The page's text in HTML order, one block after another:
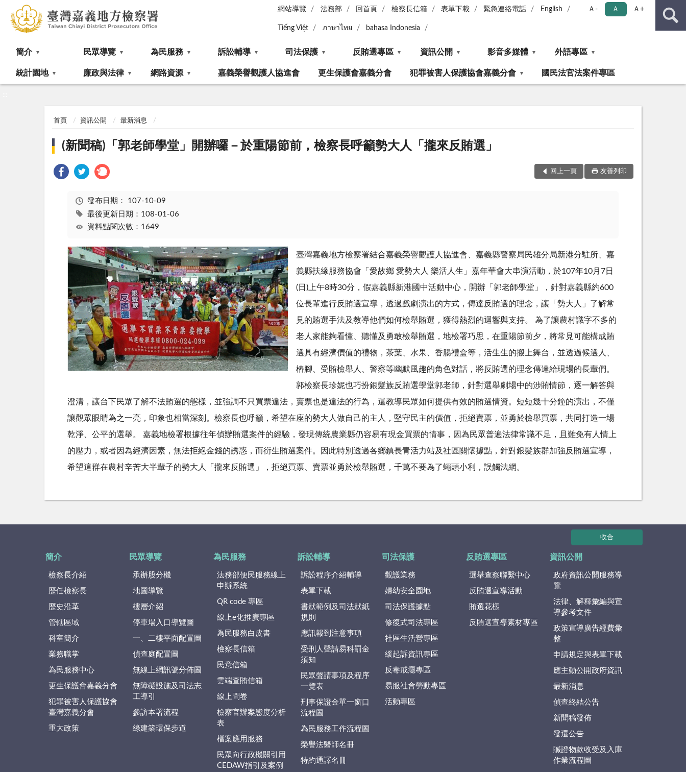
網站導覽 法務部 回首頁 檢察長信箱 表單下載 緊急連絡電話 English
Tiếng Việt ภาษาไทย bahasa Indonesia
Ａ- Ａ Ａ+
簡介 民眾導覽 為民服務 訴訟輔導 司法保護 反賄選專區 資訊公開 影音多媒體 外語專區
統計園地 廉政與法律 網路資源 嘉義榮譽觀護人協進會 更生保護會嘉義分會 犯罪被害人保護協會嘉義分會 國民法官法案件專區
首頁 資訊公開 最新消息
(新聞稿)「郭老師學堂」開辦囉－於重陽節前，檢察長呼籲勢大人「攏來反賄選」
回上一頁 友善列印
發布日期： 107-10-09
最後更新日期：108-01-06
資料點閱次數：1649
臺灣嘉義地方檢察署結合嘉義榮譽觀護人協進會、嘉義縣警察局民雄分局新港分駐所、嘉
義縣扶緣服務協會「愛故鄉 愛勢大人 樂活人生」嘉年華會大串演活動，於107年10月7日
(日)上午8時30分，假嘉義縣新港國中活動中心，開辦「郭老師學堂」，針對嘉義縣約600
位長輩進行反賄選宣導，透過戲劇演出的方式，傳達反賄選的理念，讓「勢大人」了解常
見的賄選手法及教導他們如何檢舉賄選，獲得熱烈的迴響與支持。 為了讓農村識字不多的
老人家能夠看懂、聽懂及勇敢檢舉賄選，地檢署巧思，在重陽節前夕，將常見可能構成賄
選具有經濟價值的禮物，茶葉、水果、香腸禮盒等，活生生的搬上舞台，並透過候選人、
樁腳、受賄檢舉人、警察等幽默風趣的角色對話，將反賄選的理念傳達給現場的長輩們。
郭檢察長珍妮也巧扮銀髮族反賄選學堂郭老師，針對選舉劇場中的涉賄情節，逐一解答與
澄清，讓台下民眾了解不法賄選的態樣，並強調不只買票違法，賣票也是違法的行為，還教導民眾如何提供有效的賄選情資。短短幾十分鐘的演出，不僅
讓觀眾眼睛為之一亮，印象也相當深刻。檢察長也呼籲，希望在座的勢大人做自己的主人，堅守民主的價值，拒絕賣票，並勇於檢舉買票，共同打造一場
乾淨、公平的選舉。 嘉義地檢署根據往年偵辦賄選案件的經驗，發現傳統農業縣仍容易有現金買票的情事，因為民眾普遍法律常識不足，且難免有人情上
的壓力，或者因為經濟因素，無法拒絕金錢的誘惑，而衍生賄選案件。因此特別透過各鄉鎮長青活力站及社區關懷據點，針對銀髮族群加強反賄選宣導，
希望這群在農村辛苦大半輩子的勢大人「攏來反賄選」，拒絕買票、賣票並勇於檢舉賄選，千萬不要為了蠅頭小利，誤觸法網。
收合
簡介
檢察長介紹
歷任檢察長
歷史沿革
管轄區域
科室簡介
業務職掌
為民服務中心
更生保護會嘉義分會
犯罪被害人保護協會
臺灣嘉義分會
重大政策
民眾導覽
承辦股分機
地圖導覽
樓層介紹
停車場入口導覽圖
一、二樓平面配置圖
偵查庭配置圖
無線上網訊號分佈圖
無障礙設施及司法志
工導引
參訪本署流程
綠建築環保步道
為民服務
法務部便民服務線上
申辦系統
QR code 專區
線上e化推廣專區
為民服務白皮書
檢察長信箱
民意信箱
雲端查賄信箱
線上問卷
檢察官辦案態度分析
表
檔案應用服務
民眾向行政機關引用
CEDAW指引及案例
訴訟輔導
訴訟程序介紹輔導
表單下載
書狀範例及司法狀紙
規則
應訊報到注意事項
受刑人聲請易科罰金
須知
民眾聲請事項及程序
一覽表
刑事保證金單一窗口
流程圖
為民服務工作流程圖
榮譽法醫師名冊
特約通譯名冊
司法保護
觀護業務
婦幼安全園地
司法保護據點
修復式司法專區
社區生活營專區
緩起訴資訊專區
反毒戒癮專區
易服社會勞動專區
活動專區
反賄選專區
選舉查察聯繫中心
反賄選宣導活動
賄選花樣
反賄選宣導素材專區
資訊公開
政府資訊公開服務導
覽
法律、解釋彙編與宣
導參考文件
政策宣導廣告經費彙
整
申請規定與表單下載
應主動公開政府資訊
最新消息
偵查終結公告
新聞稿發佈
發還公告
贓證物款收受及入庫
作業流程圖